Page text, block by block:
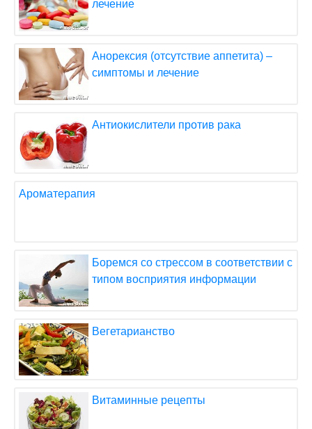
лечение
Анорексия (отсутствие аппетита) –
симптомы и лечение
Антиокислители против рака
Ароматерапия
Боремся со стрессом в соответствии с
типом восприятия информации
Вегетарианство
Витаминные рецепты